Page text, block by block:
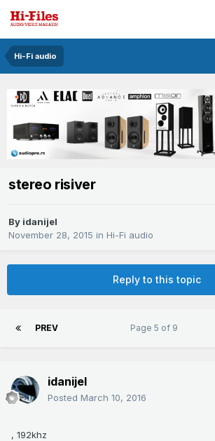
Hi-Fi audio
stereo risiver
By idanijel
November 28, 2015 in Hi-Fi audio
Reply to this topic
PREV Page 5 of 9
idanijel
Posted March 10, 2016
, 192khz